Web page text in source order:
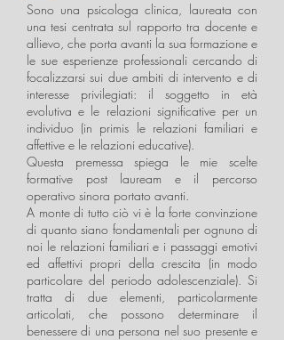
Sono una psicologa clinica, laureata con
una tesi centrata sul rapporto tra docente e
allievo, che porta avanti la sua formazione e
le sue esperienze professionali cercando di
focalizzarsi sui due ambiti di intervento e di
interesse privilegiati: il soggetto in età
evolutiva e le relazioni significative per un
individuo (in primis le relazioni familiari e
affettive e le relazioni educative).
Questa premessa spiega le mie scelte
formative post lauream e il percorso
operativo sinora portato avanti.
A monte di tutto ciò vi è la forte convinzione
di quanto siano fondamentali per ognuno di
noi le relazioni familiari e i passaggi emotivi
ed affettivi propri della crescita (in modo
particolare del periodo adolescenziale). Si
tratta di due elementi, particolarmente
articolati, che possono determinare il
benessere di una persona nel suo presente e